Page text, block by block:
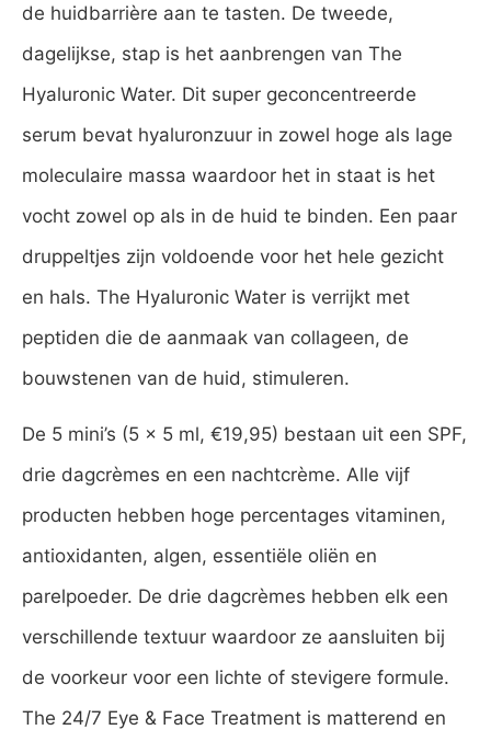
de huidbarrière aan te tasten. De tweede,
dagelijkse, stap is het aanbrengen van The
Hyaluronic Water. Dit super geconcentreerde
serum bevat hyaluronzuur in zowel hoge als lage
moleculaire massa waardoor het in staat is het
vocht zowel op als in de huid te binden. Een paar
druppeltjes zijn voldoende voor het hele gezicht
en hals. The Hyaluronic Water is verrijkt met
peptiden die de aanmaak van collageen, de
bouwstenen van de huid, stimuleren.
De 5 mini’s (5 x 5 ml, €19,95) bestaan uit een SPF,
drie dagcrèmes en een nachtcrème. Alle vijf
producten hebben hoge percentages vitaminen,
antioxidanten, algen, essentiële oliën en
parelpoeder. De drie dagcrèmes hebben elk een
verschillende textuur waardoor ze aansluiten bij
de voorkeur voor een lichte of stevigere formule.
The 24/7 Eye & Face Treatment is matterend en